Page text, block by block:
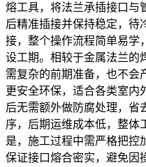
熔工具，将法兰承插接口与
后精准插接并保持稳定，待
接，整个操作流程简单易学
设工期。相较于金属法兰的
需复杂的前期准备，也不会
更安全环保，适合各类室内
后无需额外做防腐处理，省
序，后期运维成本低，整体
是，施工过程中需严格把控
保证接口熔合密实，避免因